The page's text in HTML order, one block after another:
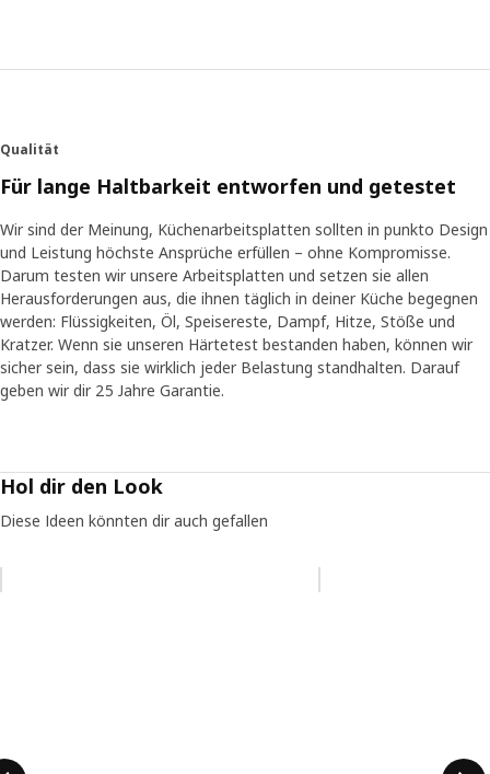
Qualität
Für lange Haltbarkeit entworfen und getestet
Wir sind der Meinung, Küchenarbeitsplatten sollten in punkto Design
und Leistung höchste Ansprüche erfüllen – ohne Kompromisse.
Darum testen wir unsere Arbeitsplatten und setzen sie allen
Herausforderungen aus, die ihnen täglich in deiner Küche begegnen
werden: Flüssigkeiten, Öl, Speisereste, Dampf, Hitze, Stöße und
Kratzer. Wenn sie unseren Härtetest bestanden haben, können wir
sicher sein, dass sie wirklich jeder Belastung standhalten. Darauf
geben wir dir 25 Jahre Garantie.
Hol dir den Look
Diese Ideen könnten dir auch gefallen